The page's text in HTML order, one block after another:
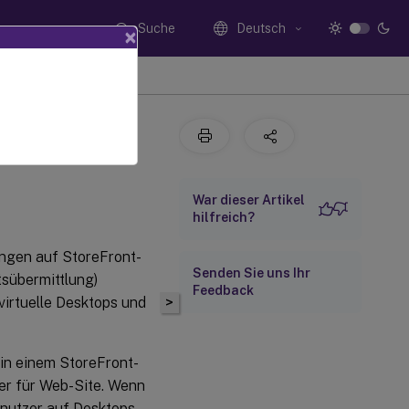
Suche Deutsch
auf StoreFront-
Desktops und
einem StoreFront-
für Web-Site. Wenn
>
War dieser Artikel
hilfreich?
Senden Sie uns Ihr
Feedback
×